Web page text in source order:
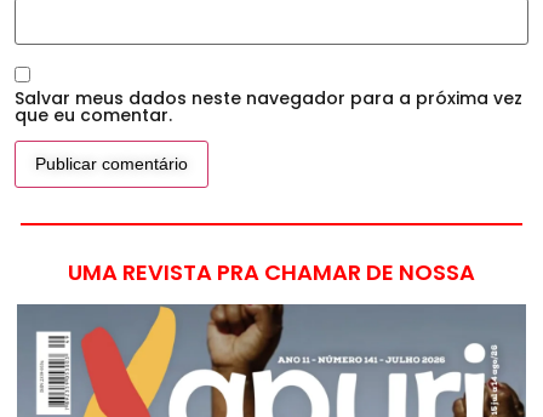
Salvar meus dados neste navegador para a próxima vez
que eu comentar.
UMA REVISTA PRA CHAMAR DE NOSSA